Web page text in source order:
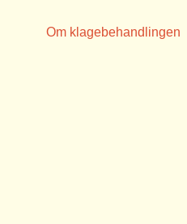
Om klagebehandlingen